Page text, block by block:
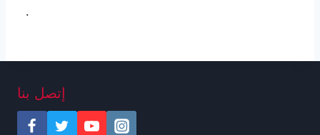
.
إتصل بنا